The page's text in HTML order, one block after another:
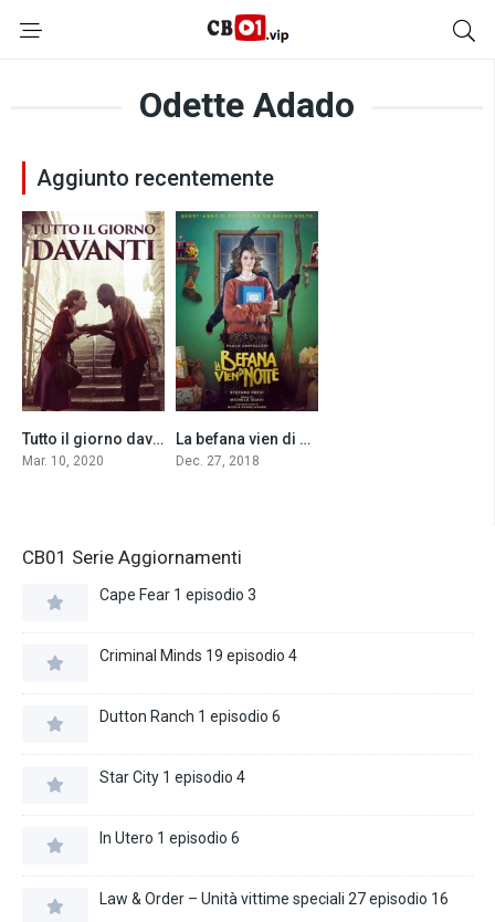
Odette Adado
Aggiunto recentemente
0Tutto il giorno davanti (2020)
Mar. 10, 2020
4.5
La befana vien di notte (2018)
Dec. 27, 2018
CB01 Serie Aggiornamenti
Cape Fear 1 episodio 3
Criminal Minds 19 episodio 4
Dutton Ranch 1 episodio 6
Star City 1 episodio 4
In Utero 1 episodio 6
Law & Order – Unità vittime speciali 27 episodio 16